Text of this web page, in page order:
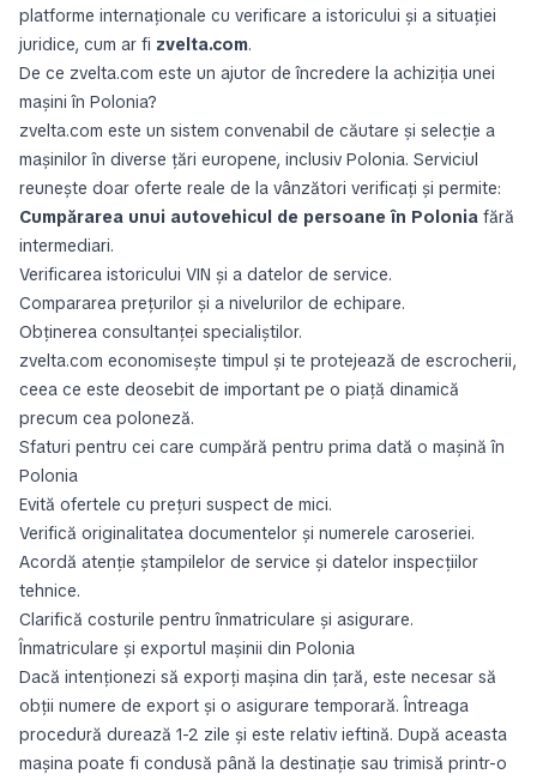
platforme internaţionale cu verificare a istoricului şi a situaţiei
juridice, cum ar fi zvelta.com.
De ce zvelta.com este un ajutor de încredere la achiziţia unei
maşini în Polonia?
zvelta.com este un sistem convenabil de căutare şi selecţie a
maşinilor în diverse ţări europene, inclusiv Polonia. Serviciul
reuneşte doar oferte reale de la vânzători verificaţi şi permite:
Cumpărarea unui autovehicul de persoane în Polonia fără
intermediari.
Verificarea istoricului VIN şi a datelor de service.
Compararea preţurilor şi a nivelurilor de echipare.
Obţinerea consultanţei specialiştilor.
zvelta.com economiseşte timpul şi te protejează de escrocherii,
ceea ce este deosebit de important pe o piaţă dinamică
precum cea poloneză.
Sfaturi pentru cei care cumpără pentru prima dată o maşină în
Polonia
Evită ofertele cu preţuri suspect de mici.
Verifică originalitatea documentelor şi numerele caroseriei.
Acordă atenţie ştampilelor de service şi datelor inspecţiilor
tehnice.
Clarifică costurile pentru înmatriculare şi asigurare.
Înmatriculare şi exportul maşinii din Polonia
Dacă intenţionezi să exporţi maşina din ţară, este necesar să
obţii numere de export şi o asigurare temporară. Întreaga
procedură durează 1-2 zile şi este relativ ieftină. După aceasta
maşina poate fi condusă până la destinaţie sau trimisă printr-o